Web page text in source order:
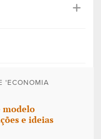
'ECONOMIA
modelo
e ideias